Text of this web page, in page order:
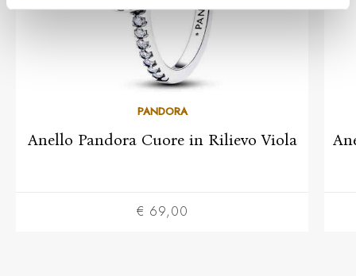
PANDORA
Anello Pandora Cuore in Rilievo Viola
€ 69,00